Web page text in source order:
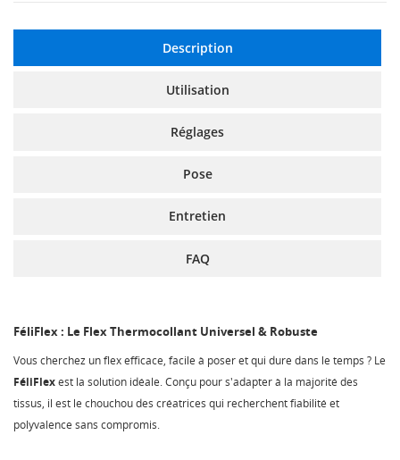
Description
Utilisation
Réglages
Pose
Entretien
FAQ
FéliFlex : Le Flex Thermocollant Universel & Robuste
Vous cherchez un flex efficace, facile à poser et qui dure dans le temps ? Le
FéliFlexest la solution idéale. Conçu pour s'adapter à la majorité des
tissus, il est le chouchou des créatrices qui recherchent fiabilité et
polyvalence sans compromis.